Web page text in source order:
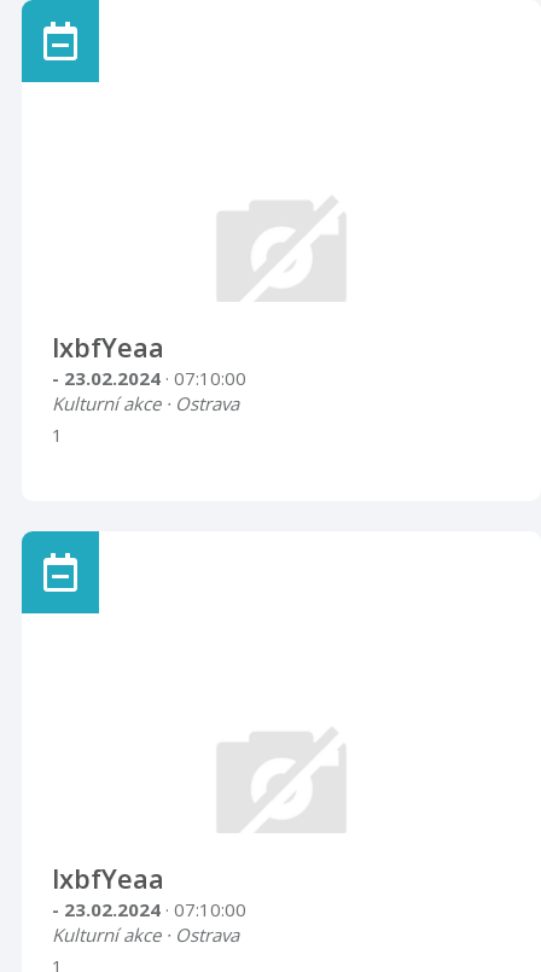
lxbfYeaa
- 23.02.2024 · 07:10:00
Kulturní akce · Ostrava
1
lxbfYeaa
- 23.02.2024 · 07:10:00
Kulturní akce · Ostrava
1